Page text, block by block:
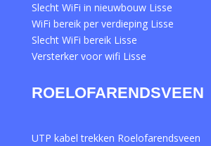
Slecht WiFi in nieuwbouw Lisse
WiFi bereik per verdieping Lisse
Slecht WiFi bereik Lisse
Versterker voor wifi Lisse
ROELOFARENDSVEEN
UTP kabel trekken Roelofarendsveen